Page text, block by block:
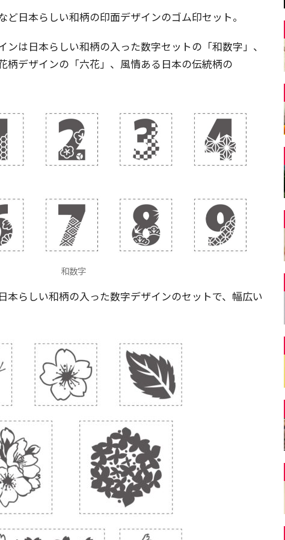
ど日本らしい和柄の印面デザインのゴム印セット。
ンは日本らしい和柄の入った数字セットの「和数字」、
柄デザインの「六花」、風情ある日本の伝統柄の
和数字
本らしい和柄の入った数字デザインのセットで、幅広い